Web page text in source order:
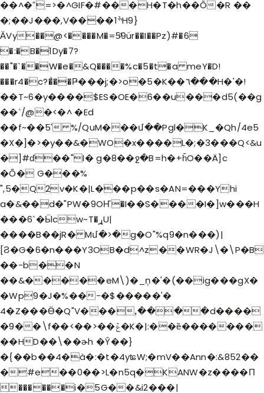
��^�ˮ=>�^GIF�#���H�T�h��Õ�R ��
�;��J���,V����1ׯH9}
ӒVy��@<����M�=5ͩ9ür��I��Pz)#�6
�:�B�1Dy�7?
��"�`��W�e�&Q����%c�5�t�a meY�D!
���r4�c?�͗��Ҏ���j;�>o�5�K��٦���H�'�!
��T~6�y����$ES�OE�6��u���d5(��g
��`/@�<�^ �Ed
��f~��5' %/QuM���մ��Pgl�K_�Qh/4e5
�X�]�>�y��&�WO�x����L�;�3���Q<&u
�]#ɗ��"I� g�8��ջ�B=h�+ȟO��Ä]c
�Õ� G���%
",5�Q2v�K�|L���p��s�AN=���Yhi
a�&��d�"PW�9OҤ�I��S����I�]w���H
���6`�Ӹcw~T�ړU|
����B��jR� Mմ�>�g�O"%q9�n���)|
[Ϩ�G�6�n���Y3OB�d^z��WR�J\�\P�B
��-b��N
��&�����eM\)�_ņ�'�(��ig���gX�
�Wp9�J�%��-�$�����'�
4�Z���Ӫ�Q"V���ꓹ����d����
�9��\f��<��>��ݞ�K�|:��ȅ�������
��HD��\��ɚh �Ŷ��}
�{��b��4�à�:�t�4yʨW;�mV��Ann�:&852��
�#e��0��>L�n5q�KANW�z����П
������i�5G��&i2���|